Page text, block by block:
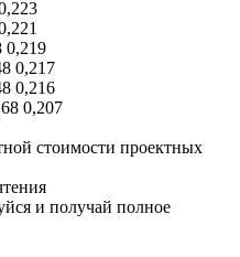
0,219
0,217
0,216
0,207
стоимости проектных
и получай полное